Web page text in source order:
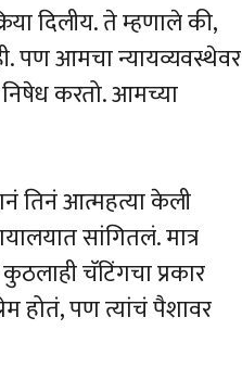
दिलीय. ते म्हणाले की,
पण आमचा न्यायव्यवस्थेवर
करतो. आमच्या
तिनं आत्महत्या केली
सांगितलं. मात्र
चॅटिंगचा प्रकार
होतं, पण त्यांचं पैशावर